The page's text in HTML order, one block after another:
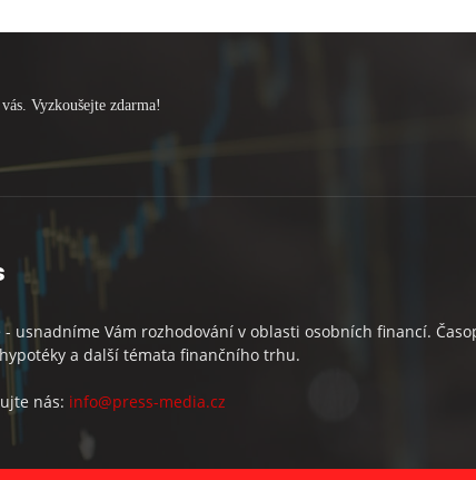
Vyzkoušejte zdarma!
- usnadníme Vám rozhodování v oblasti osobních financí.
a další témata finančního trhu.
nás: info@press-media.cz